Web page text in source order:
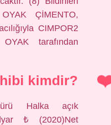
ÇİMENTO,
CIMPOR2
tarafından
kimdir?
Halka açık
₺ (2020)Net